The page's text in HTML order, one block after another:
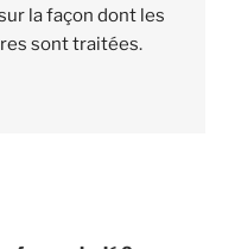
la façon dont les
sont traitées.